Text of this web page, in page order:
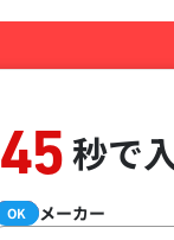
45秒で
必須 メーカー
OK